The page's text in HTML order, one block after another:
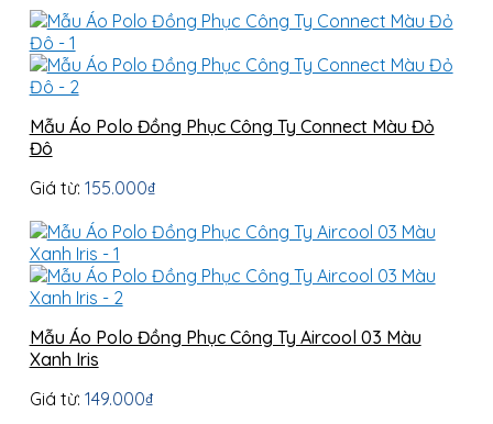
Mẫu Áo Polo Đồng Phục Công Ty Connect Màu Đỏ
Đô
Giá từ: 155.000₫
Mẫu Áo Polo Đồng Phục Công Ty Aircool 03 Màu
Xanh Iris
Giá từ: 149.000₫